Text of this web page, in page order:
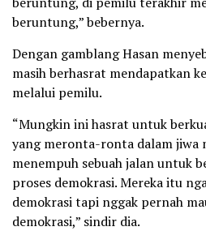
beruntung,” bebernya.
Dengan gamblang Hasan
masih berhasrat mendapatkan
melalui pemilu.
“Mungkin ini hasrat untuk
yang meronta-ronta dalam jiwa
menempuh sebuah jalan untuk
proses demokrasi. Mereka itu
demokrasi tapi nggak pernah
demokrasi,” sindir dia.